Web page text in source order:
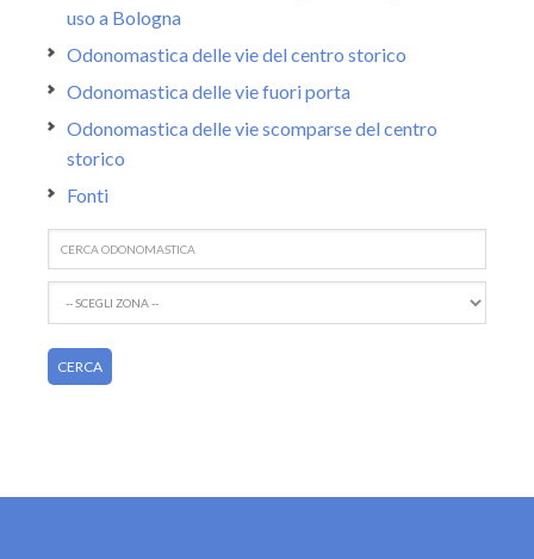
uso a Bologna
Odonomastica delle vie del centro storico
Odonomastica delle vie fuori porta
Odonomastica delle vie scomparse del centro
storico
Fonti